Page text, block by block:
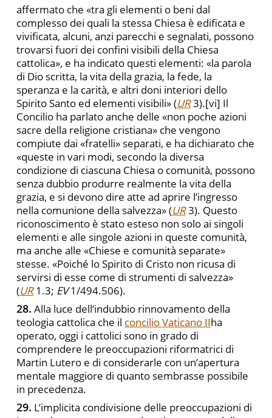
affermato che «tra gli elementi o beni dal
complesso dei quali la stessa Chiesa è edificata e
vivificata, alcuni, anzi parecchi e segnalati, possono
trovarsi fuori dei confini visibili della Chiesa
cattolica», e ha indicato questi elementi: «la parola
di Dio scritta, la vita della grazia, la fede, la
speranza e la carità, e altri doni interiori dello
Spirito Santo ed elementi visibili» (UR3).[vi] Il
Concilio ha parlato anche delle «non poche azioni
sacre della religione cristiana» che vengono
compiute dai «fratelli» separati, e ha dichiarato che
«queste in vari modi, secondo la diversa
condizione di ciascuna Chiesa o comunità, possono
senza dubbio produrre realmente la vita della
grazia, e si devono dire atte ad aprire l’ingresso
nella comunione della salvezza» (UR3). Questo
riconoscimento è stato esteso non solo ai singoli
elementi e alle singole azioni in queste comunità,
ma anche alle «Chiese e comunità separate»
stesse. «Poiché lo Spirito di Cristo non ricusa di
servirsi di esse come di strumenti di salvezza»
(UR1.3; EV1/494.506).
28. Alla luce dell’indubbio rinnovamento della
teologia cattolica che il concilio Vaticano IIha
operato, oggi i cattolici sono in grado di
comprendere le preoccupazioni riformatrici di
Martin Lutero e di considerarle con un’apertura
mentale maggiore di quanto sembrasse possibile
in precedenza.
29. L’implicita condivisione delle preoccupazioni di